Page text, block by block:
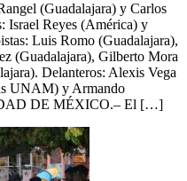
(Guadalajara) y Carlos
Israel Reyes (América) y
Luis Romo (Guadalajara),
(Guadalajara), Gilberto Mora
Delanteros: Alexis Vega
UNAM) y Armando
DE MÉXICO.– El […]